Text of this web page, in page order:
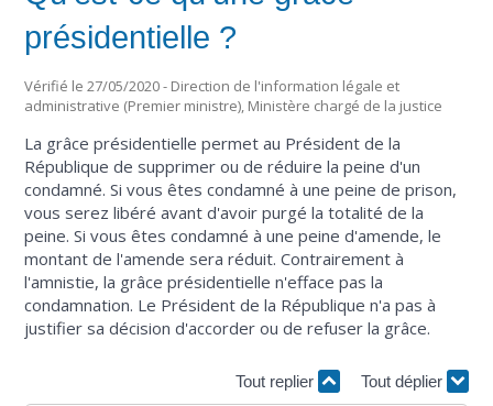
présidentielle ?
Vérifié le 27/05/2020 - Direction de l'information légale et
administrative (Premier ministre), Ministère chargé de la justice
La grâce présidentielle permet au Président de la
République de supprimer ou de réduire la peine d'un
condamné. Si vous êtes condamné à une peine de prison,
vous serez libéré avant d'avoir purgé la totalité de la
peine. Si vous êtes condamné à une peine d'amende, le
montant de l'amende sera réduit. Contrairement à
l'amnistie, la grâce présidentielle n'efface pas la
condamnation. Le Président de la République n'a pas à
justifier sa décision d'accorder ou de refuser la grâce.
Tout replier Tout déplier